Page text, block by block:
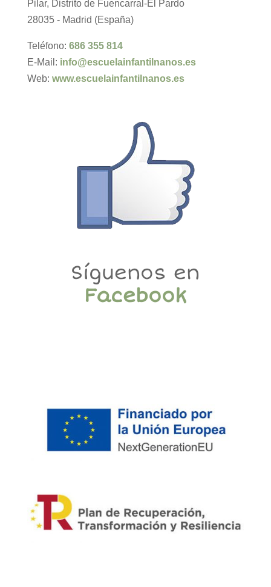
Pilar, Distrito de Fuencarral-El Pardo
28035 - Madrid (España)
Teléfono: 686 355 814
E-Mail: info@escuelainfantilnanos.es
Web: www.escuelainfantilnanos.es
Síguenos en
Facebook